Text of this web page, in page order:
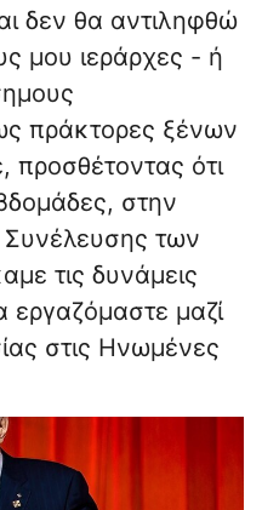
δεν θα αντιληφθώ
μου ιεράρχες - ή
πράκτορες ξένων
προσθέτοντας ότι
στην
Συνέλευσης των
τις δυνάμεις
εργαζόμαστε μαζί
στις Ηνωμένες